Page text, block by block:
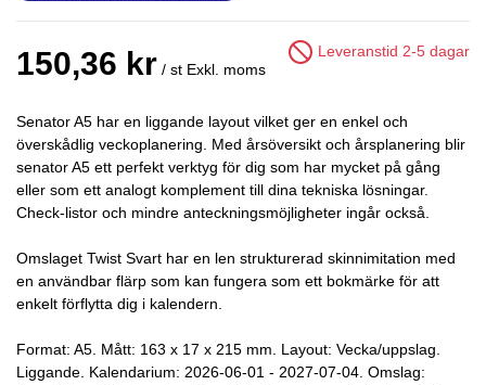
150,36 kr / st Exkl. moms
Leveranstid 2-5 dagar
Senator A5 har en liggande layout vilket ger en enkel och
överskådlig veckoplanering. Med årsöversikt och årsplanering blir
senator A5 ett perfekt verktyg för dig som har mycket på gång
eller som ett analogt komplement till dina tekniska lösningar.
Check-listor och mindre anteckningsmöjligheter ingår också.
Omslaget Twist Svart har en len strukturerad skinnimitation med
en användbar flärp som kan fungera som ett bokmärke för att
enkelt förflytta dig i kalendern.
Format: A5. Mått: 163 x 17 x 215 mm. Layout: Vecka/uppslag.
Liggande. Kalendarium: 2026-06-01 - 2027-07-04. Omslag: